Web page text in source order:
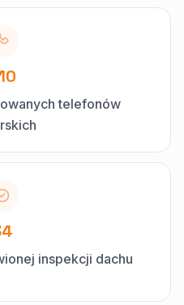
telefonów
inspekcji dachu